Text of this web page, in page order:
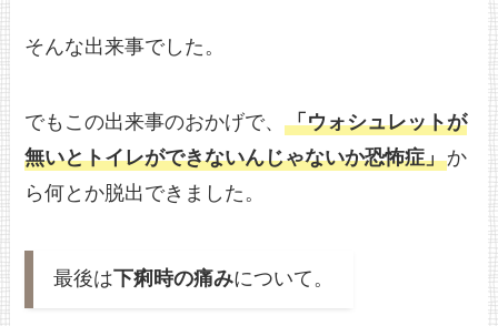
そんな出来事でした。
でもこの出来事のおかげで、「ウォシュレットが
無いとトイレができないんじゃないか恐怖症」か
ら何とか脱出できました。
最後は下痢時の痛みについて。